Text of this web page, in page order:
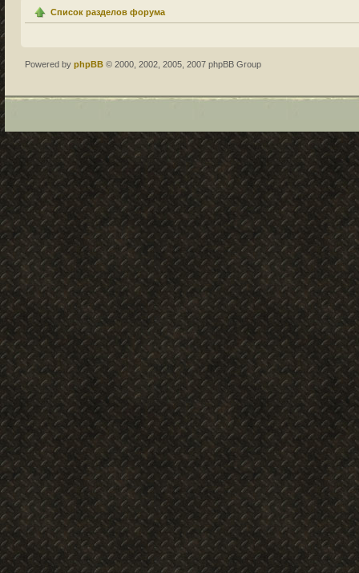
Список разделов форума
Powered by phpBB © 2000, 2002, 2005, 2007 phpBB Group